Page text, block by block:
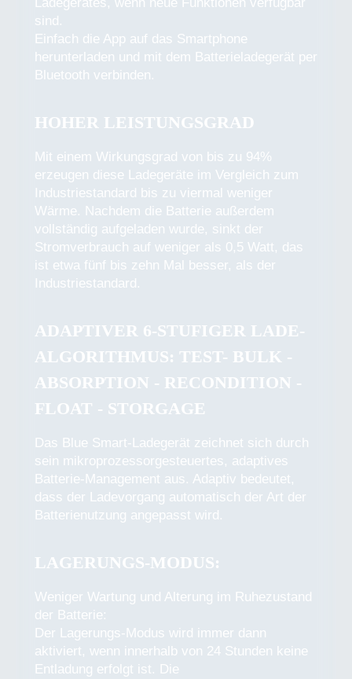
sind.
Einfach die App auf das Smartphone
herunterladen und mit dem Batterieladegerät per
Bluetooth verbinden.
HOHER LEISTUNGSGRAD
Mit einem Wirkungsgrad von bis zu 94%
erzeugen diese Ladegeräte im Vergleich zum
Industriestandard bis zu viermal weniger
Wärme. Nachdem die Batterie außerdem
vollständig aufgeladen wurde, sinkt der
Stromverbrauch auf weniger als 0,5 Watt, das
ist etwa fünf bis zehn Mal besser, als der
Industriestandard.
ADAPTIVER 6-STUFIGER LADE-
ALGORITHMUS: TEST- BULK -
ABSORPTION - RECONDITION -
FLOAT - STORGAGE
Das Blue Smart-Ladegerät zeichnet sich durch
sein mikroprozessorgesteuertes, adaptives
Batterie-Management aus. Adaptiv bedeutet,
dass der Ladevorgang automatisch der Art der
Batterienutzung angepasst wird.
LAGERUNGS-MODUS:
Weniger Wartung und Alterung im Ruhezustand
der Batterie:
Der Lagerungs-Modus wird immer dann
aktiviert, wenn innerhalb von 24 Stunden keine
Entladung erfolgt ist. Die